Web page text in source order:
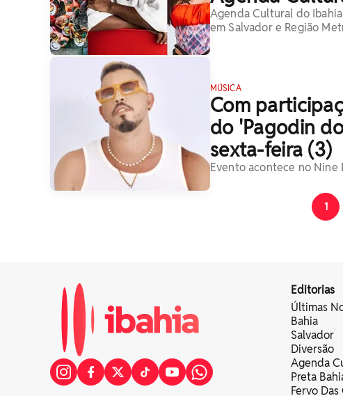
Agenda Cultural do
em Salvador e Região
MÚSICA
Com
do 'Pagodin
sexta-feira (3)
Evento acontece no Nine
1
Editorias
Últimas
Bahia
Salvador
Diversão
Agenda
Preta
Fervo Das